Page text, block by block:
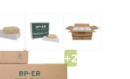
+2
6 maanden